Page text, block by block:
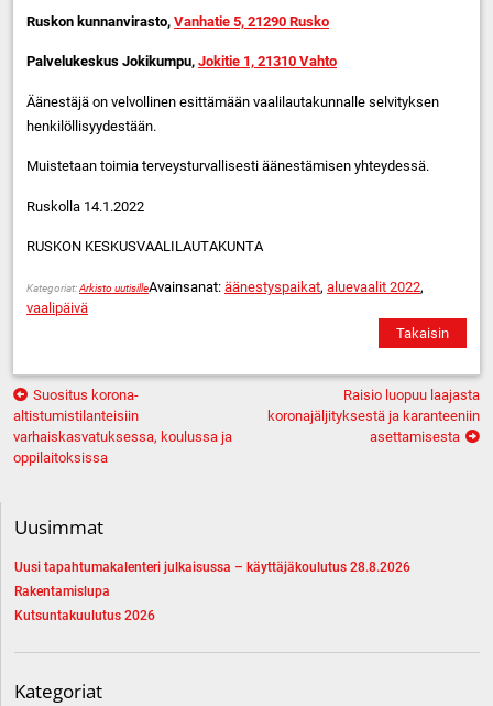
Ruskon kunnanvirasto, Vanhatie 5, 21290 Rusko
Palvelukeskus Jokikumpu, Jokitie 1, 21310 Vahto
Äänestäjä on velvollinen esittämään vaalilautakunnalle selvityksen
henkilöllisyydestään.
Muistetaan toimia terveysturvallisesti äänestämisen yhteydessä.
Ruskolla 14.1.2022
RUSKON KESKUSVAALILAUTAKUNTA
Kategoriat:Arkisto uutisilleAvainsanat: äänestyspaikat, aluevaalit 2022,
vaalipäivä
Takaisin
Artikkelien
selaus
Suositus korona-
altistumistilanteisiin
varhaiskasvatuksessa, koulussa ja
oppilaitoksissa
Raisio luopuu laajasta
koronajäljityksestä ja karanteeniin
asettamisesta
Uusimmat
Uusi tapahtumakalenteri julkaisussa – käyttäjäkoulutus 28.8.2026
Rakentamislupa
Kutsuntakuulutus 2026
Kategoriat